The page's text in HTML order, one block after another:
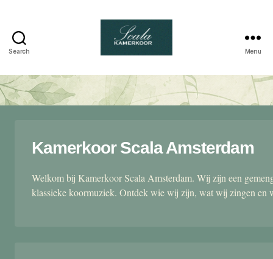
Search
kamerkoor
Menu
Kamerkoor Scala Amsterdam
Welkom bij Kamerkoor Scala Amsterdam. Wij zijn een
klassieke koormuziek. Ontdek wie wij zijn, wat wij zingen en